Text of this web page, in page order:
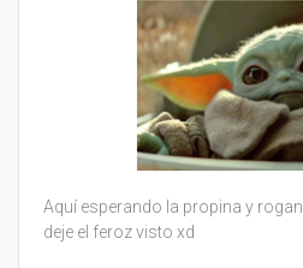
Aquí esperando la propina y
deje el feroz visto xd